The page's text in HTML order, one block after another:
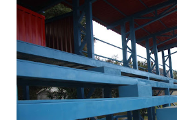
vivía en Estados Unidos antes de ir
filial del Cruz Azul de México, club
destacar en una gira en Europa.
y fecha de nacimiento: Barberena,
1996 Posición: Volante por
Estatura: 1.75 metros Equipo: